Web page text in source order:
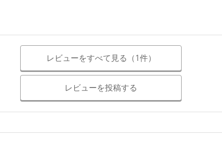
レビューをすべて見る（1件）
レビューを投稿する